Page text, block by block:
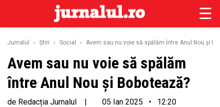
☰
Jurnalul › Ştiri › Social › Avem sau nu voie să spălăm între Anul Nou și
Avem sau nu voie să spălăm
între Anul Nou și Bobotează?
de Redacția Jurnalul | 05 Ian 2025 • 12:20